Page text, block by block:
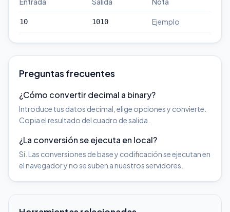
10 1010 Ejemplo
Preguntas frecuentes
¿Cómo convertir decimal a binary?
Introduce tus datos decimal, elige opciones y convierte.
Copia el resultado del cuadro de salida.
¿La conversión se ejecuta en local?
Sí. Las conversiones de base y codificación se ejecutan en
el navegador y no se suben a nuestros servidores.